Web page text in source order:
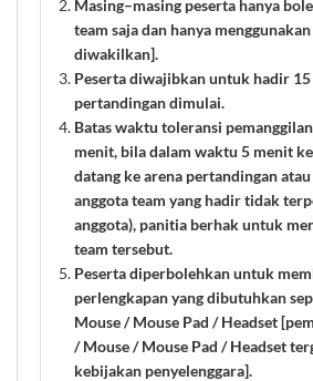
Masing–masing peserta hanya
team saja dan hanya
diwakilkan].
Peserta diwajibkan untuk hadir
pertandingan dimulai.
Batas waktu toleransi
menit, bila dalam waktu 5 menit
datang ke arena pertandingan
anggota team yang hadir tidak
anggota), panitia berhak untuk
team tersebut.
Peserta diperbolehkan untuk
perlengkapan yang dibutuhkan
Mouse / Mouse Pad / Headset
/ Mouse / Mouse Pad / Headset
kebijakan penyelenggara].